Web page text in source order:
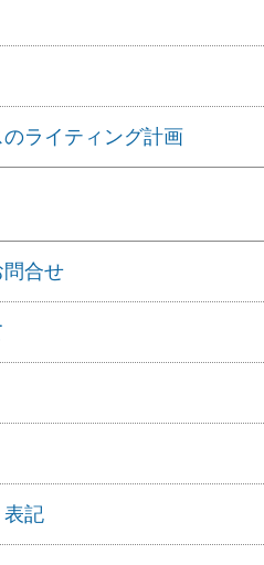
ライティング計画
問合せ
表記